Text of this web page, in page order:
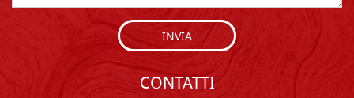
INVIA
CONTATTI